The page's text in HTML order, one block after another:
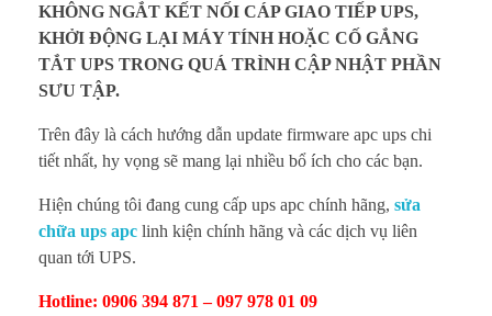
KHÔNG NGẮT KẾT NỐI CÁP GIAO TIẾP UPS,
KHỞI ĐỘNG LẠI MÁY TÍNH HOẶC CỐ GẮNG
TẮT UPS TRONG QUÁ TRÌNH CẬP NHẬT PHẦN
SƯU TẬP.
Trên đây là cách hướng dẫn update firmware apc ups chi
tiết nhất, hy vọng sẽ mang lại nhiều bổ ích cho các bạn.
Hiện chúng tôi đang cung cấp ups apc chính hãng, sửa
chữa ups apc linh kiện chính hãng và các dịch vụ liên
quan tới UPS.
Hotline: 0906 394 871 – 097 978 01 09